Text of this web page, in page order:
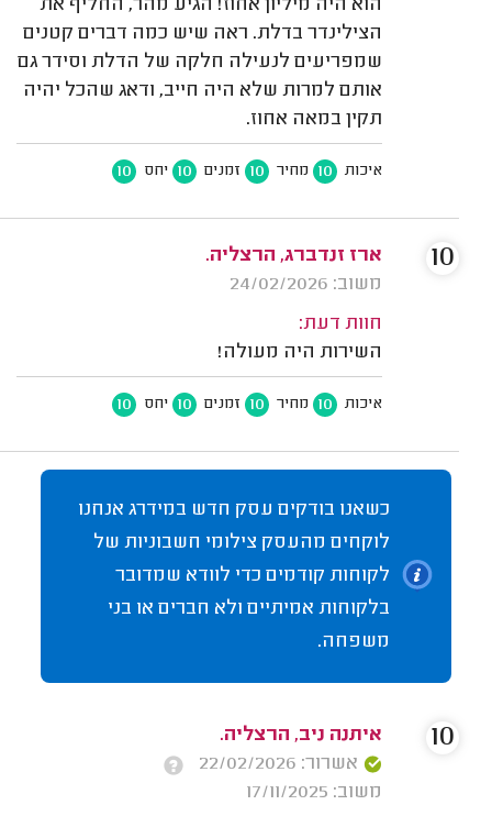
הוא היה מיליון אחוז! הגיע מהר, החליף את
הצילינדר בדלת. ראה שיש כמה דברים קטנים
שמפריעים לנעילה חלקה של הדלת וסידר גם
אותם למרות שלא היה חייב, ודאג שהכל יהיה
תקין במאה אחוז.
איכות 10 מחיר 10 זמנים 10 יחס 10
ארז זנדברג, הרצליה.
משוב: 24/02/2026
חוות דעת:
השירות היה מעולה!
איכות 10 מחיר 10 זמנים 10 יחס 10
10
כשאנו בודקים עסק חדש במידרג אנחנו
לוקחים מהעסק צילומי חשבוניות של
לקוחות קודמים כדי לוודא שמדובר
בלקוחות אמיתיים ולא חברים או בני
משפחה.
איתנה ניב, הרצליה.
אשרור: 22/02/2026
משוב: 17/11/2025
10